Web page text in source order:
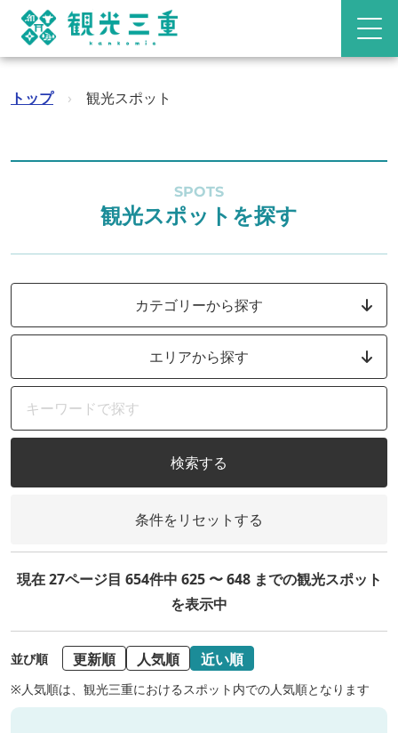
トップ › 観光スポット
SPOTS
観光スポットを探す
カテゴリーから探す
エリアから探す
検索する
条件をリセットする
現在 27ページ目 654件中 625 〜 648 までの観光スポット
を表示中
並び順 更新順 人気順 近い順
※人気順は、観光三重におけるスポット内での人気順となります